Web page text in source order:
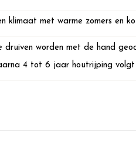
klimaat met warme zomers en
druiven worden met de hand
4 tot 6 jaar houtrijping